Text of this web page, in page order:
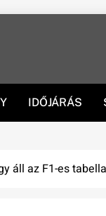
IDŐJÁRÁS
áll az F1-es